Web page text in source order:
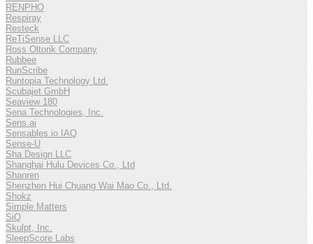
RENPHO
Respiray
Resteck
ReTiSense LLC
Ross Oltorik Company
Rubbee
RunScribe
Runtopia Technology Ltd.
Scubajet GmbH
Seaview 180
Sena Technologies, Inc.
Sens.ai
Sensables.io IAQ
Sense-U
Sha Design LLC
Shanghai Hulu Devices Co., Ltd
Shanren
Shenzhen Hui Chuang Wai Mao Co., Ltd.
Shokz
Simple Matters
SiQ
Skulpt, Inc.
SleepScore Labs